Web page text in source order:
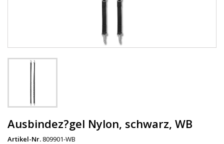
Ausbindez?gel Nylon, schwarz, WB
Artikel-Nr. 809901-WB